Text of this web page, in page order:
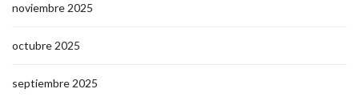
noviembre 2025
octubre 2025
septiembre 2025